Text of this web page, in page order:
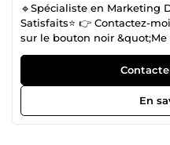
🔹Spécialiste en Marketing
Satisfaits⭐ 👉 Contactez-
sur le bouton noir &quot;Me
spécialités : ✅ Media
✅ E-commerce ✅
building Je me mets
nouvelles techniques et
permet d'avoir une analyse
En